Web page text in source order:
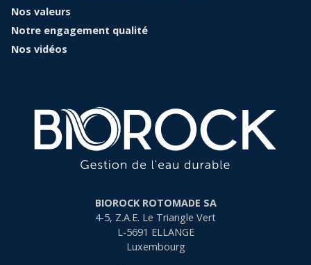
Nos valeurs
Notre engagement qualité
Nos vidéos
BIOROCK ROTOMADE SA
4-5, Z.A.E. Le Triangle Vert
L-5691 ELLANGE
Luxembourg